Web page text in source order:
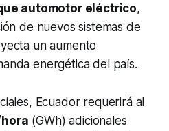
automotor eléctrico,
de nuevos sistemas de
un aumento
energética del país.
Ecuador requerirá al
(GWh) adicionales